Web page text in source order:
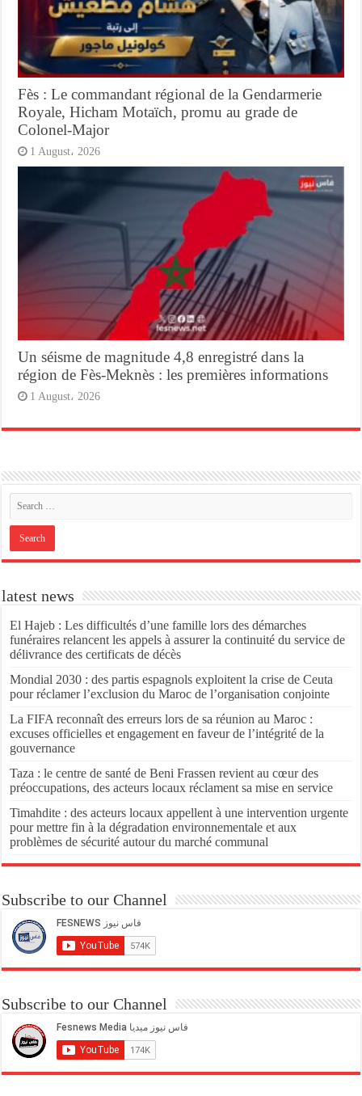
Fès : Le commandant régional de la Gendarmerie
Royale, Hicham Motaïch, promu au grade de
Colonel-Major
1 August، 2026
Un séisme de magnitude 4,8 enregistré dans la
région de Fès-Meknès : les premières informations
1 August، 2026
latest news
El Hajeb : Les difficultés d’une famille lors des démarches
funéraires relancent les appels à assurer la continuité du service de
délivrance des certificats de décès
Mondial 2030 : des partis espagnols exploitent la crise de Ceuta
pour réclamer l’exclusion du Maroc de l’organisation conjointe
La FIFA reconnaît des erreurs lors de sa réunion au Maroc :
excuses officielles et engagement en faveur de l’intégrité de la
gouvernance
Taza : le centre de santé de Beni Frassen revient au cœur des
préoccupations, des acteurs locaux réclament sa mise en service
Timahdite : des acteurs locaux appellent à une intervention urgente
pour mettre fin à la dégradation environnementale et aux
problèmes de sécurité autour du marché communal
Subscribe to our Channel
Subscribe to our Channel